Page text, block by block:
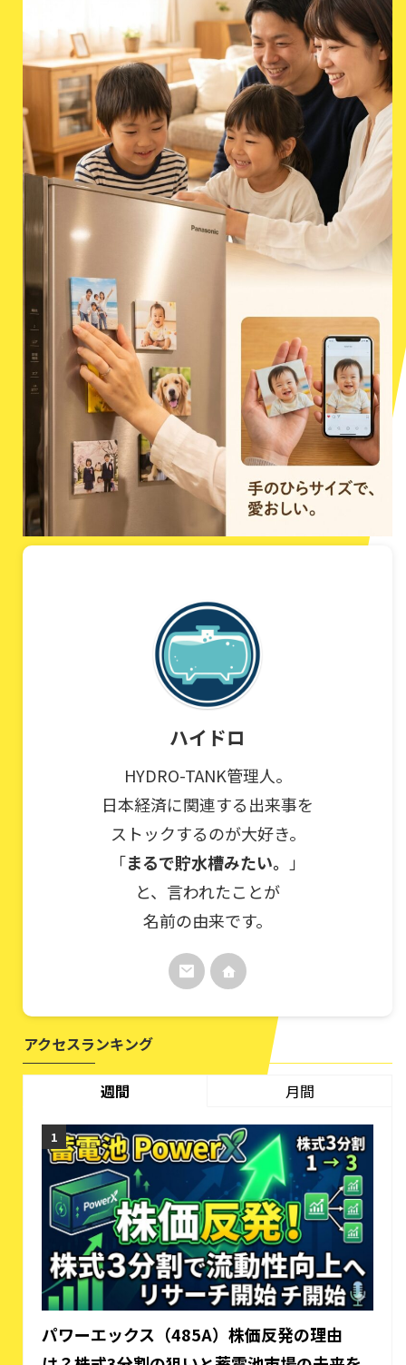
ハイドロ
HYDRO-TANK管理人。
日本経済に関連する出来事を
ストックするのが大好き。
「まるで貯水槽みたい。
」
と、言われたことが
名前の由来です。
アクセスランキング
週間 月間
パワーエックス（485A）株価反発の理由